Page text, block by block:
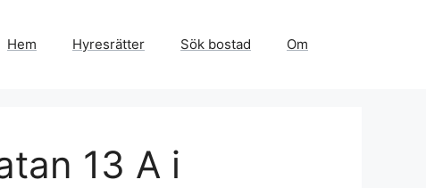
Hem Hyresrätter Sök bostad Om
13 A i